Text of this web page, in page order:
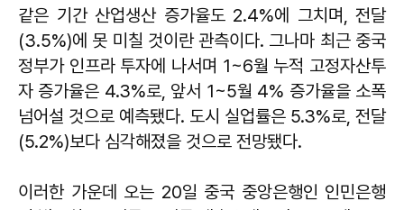
같은 기간 산업생산 증가율도 2.4%에 그치며, 전달
(3.5%)에 못 미칠 것이란 관측이다. 그나마 최근 중국
정부가 인프라 투자에 나서며 1~6월 누적 고정자산투
자 증가율은 4.3%로, 앞서 1~5월 4% 증가율을 소폭
넘어설 것으로 예측됐다. 도시 실업률은 5.3%로, 전달
(5.2%)보다 심각해졌을 것으로 전망됐다.
이러한 가운데 오는 20일 중국 중앙은행인 인민은행